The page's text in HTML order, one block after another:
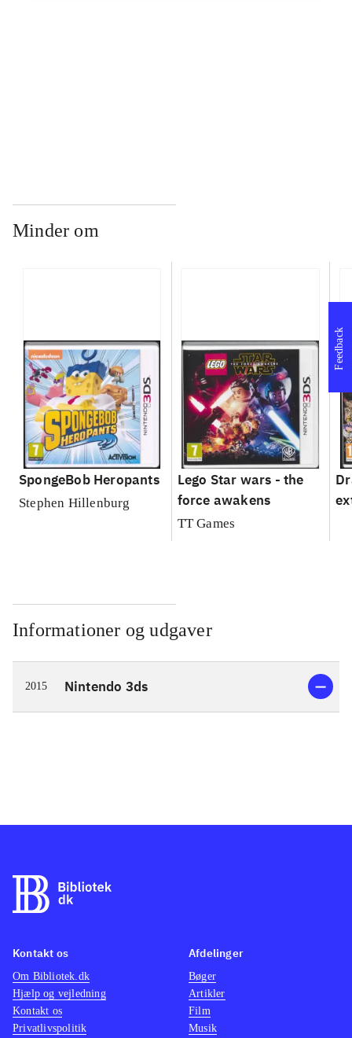
Minder om
SpongeBob Heropants
Stephen Hillenburg
Lego Star wars - the
force awakens
TT Games
Informationer og udgaver
2015 Nintendo 3ds
Feedback
Kontakt os
Om Bibliotek.dk
Hjælp og vejledning
Kontakt os
Privatlivspolitik
Afdelinger
Bøger
Artikler
Film
Musik